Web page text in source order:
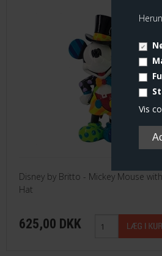
Vis
Disney by Britto - Mickey Mouse
Hat
625,00 DKK